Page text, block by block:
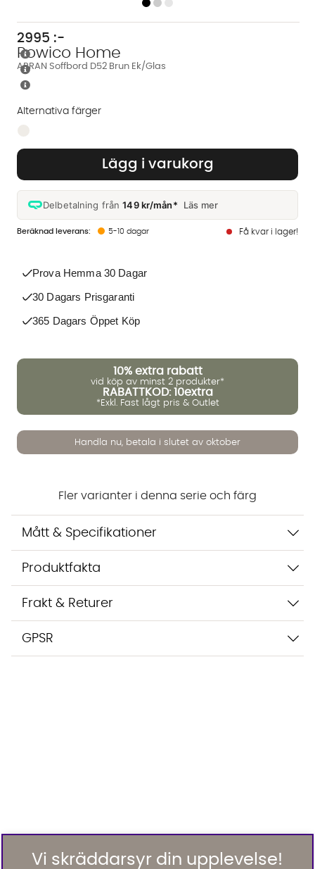
ARRAN Soffbord D52 Brun Ek/Glas
Rowico Home
2995 :-
Lägg i varukorg
Delbetalning från149 kr/mån* Läs mer
5-10 dagar Få kvar i lager!
Alternativa färger
Prova Hemma 30 Dagar
30 Dagars Prisgaranti
365 Dagars Öppet Köp
10% extra rabatt
vid köp av minst 2 produkter*
RABATTKOD: 10extra
*Exkl. Fast lågt pris & Outlet
Handla nu, betala i slutet av oktober
Fler varianter i denna serie och färg
Mått & Specifikationer
Produktfakta
Frakt & Returer
GPSR
Vi skräddarsyr din upplevelse!
Vi använder AI för att svara på dina frågor. Konversationen
sparas i upp till 24 timmar för att kunna hjälpa dig. Vi delar
inte dina uppgifter med tredje part. Läs mer i vår
integritetspolicy.
Jag godkänner att konversationen sparas